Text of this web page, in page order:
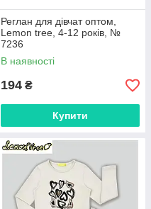
Реглан для дівчат оптом,
Lemon tree, 4-12 років, №
7236
В наявності
194 ₴
Купити